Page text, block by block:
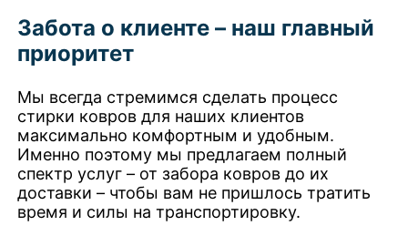
Забота о клиенте – наш главный
приоритет
Мы всегда стремимся сделать процесс
стирки ковров для наших клиентов
максимально комфортным и удобным.
Именно поэтому мы предлагаем полный
спектр услуг – от забора ковров до их
доставки – чтобы вам не пришлось тратить
время и силы на транспортировку.